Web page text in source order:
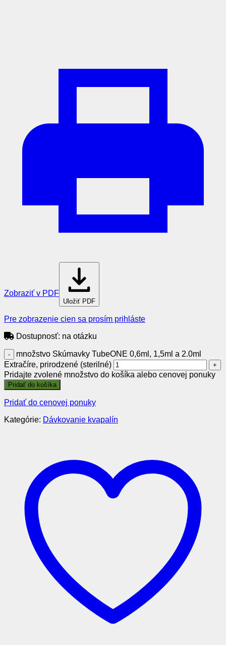
Zobraziť v PDF
Uložiť PDF
Pre zobrazenie cien sa prosím prihláste
Dostupnosť: na otázku
množstvo Skúmavky TubeONE 0,6ml, 1,5ml a 2.0ml
Extračíre, prirodzené (sterilné)
Pridajte zvolené množstvo do košíka alebo cenovej ponuky
Pridať do košíka
Pridať do cenovej ponuky
Kategórie: Dávkovanie kvapalín